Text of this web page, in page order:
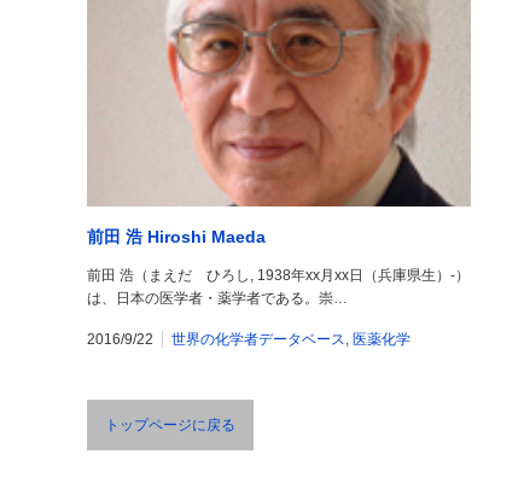
前田 浩 Hiroshi Maeda
前田 浩（まえだ ひろし, 1938年xx月xx日（兵庫県生）-）
は、日本の医学者・薬学者である。崇…
2016/9/22 世界の化学者データベース, 医薬化学
トップページに戻る